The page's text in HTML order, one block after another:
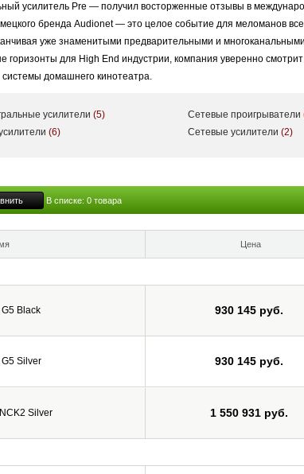
усилитель Pre — получил восторженные отзывы в
бренда Audionet — это целое событие для меломанов
уже знаменитыми предварительными и
горизонты для High End индустрии, компания уверенно
домашнего кинотеатра.
усилители (5)
(6)
Сетевые проигрыватели
Сетевые усилители(2)
В списке: 0 товара
Цена
Black 930 145 руб.
Silver 930 145 руб.
Silver 1 550 931 руб.